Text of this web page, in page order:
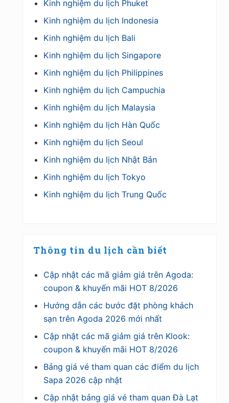
Kinh nghiệm du lịch Phuket
Kinh nghiệm du lịch Indonesia
Kinh nghiệm du lịch Bali
Kinh nghiệm du lịch Singapore
Kinh nghiệm du lịch Philippines
Kinh nghiệm du lịch Campuchia
Kinh nghiệm du lịch Malaysia
Kinh nghiệm du lịch Hàn Quốc
Kinh nghiệm du lịch Seoul
Kinh nghiệm du lịch Nhật Bản
Kinh nghiệm du lịch Tokyo
Kinh nghiệm du lịch Trung Quốc
Thông tin du lịch cần biết
Cập nhật các mã giảm giá trên Agoda:
coupon & khuyến mãi HOT 8/2026
Hướng dẫn các bước đặt phòng khách
sạn trên Agoda 2026 mới nhất
Cập nhật các mã giảm giá trên Klook:
coupon & khuyến mãi HOT 8/2026
Bảng giá vé tham quan các điểm du lịch
Sapa 2026 cập nhật
Cập nhật bảng giá vé tham quan Đà Lạt